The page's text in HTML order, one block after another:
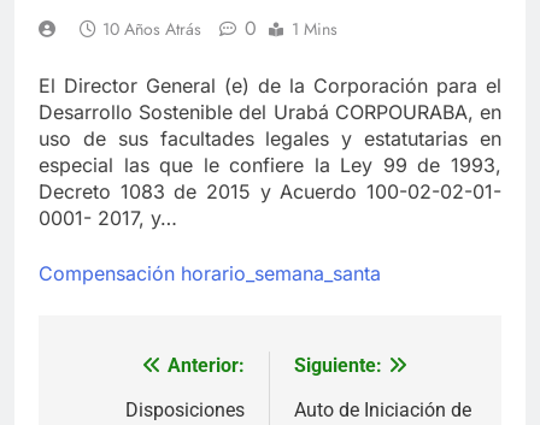
10 Años Atrás 0 1 Mins
El Director General (e) de la Corporación para el
Desarrollo Sostenible del Urabá CORPOURABA, en
uso de sus facultades legales y estatutarias en
especial las que le confiere la Ley 99 de 1993,
Decreto 1083 de 2015 y Acuerdo 100-02-02-01-
0001- 2017, y…
Compensación horario_semana_santa
Navegación
Anterior:
Disposiciones
Siguiente:
Auto de Iniciación de